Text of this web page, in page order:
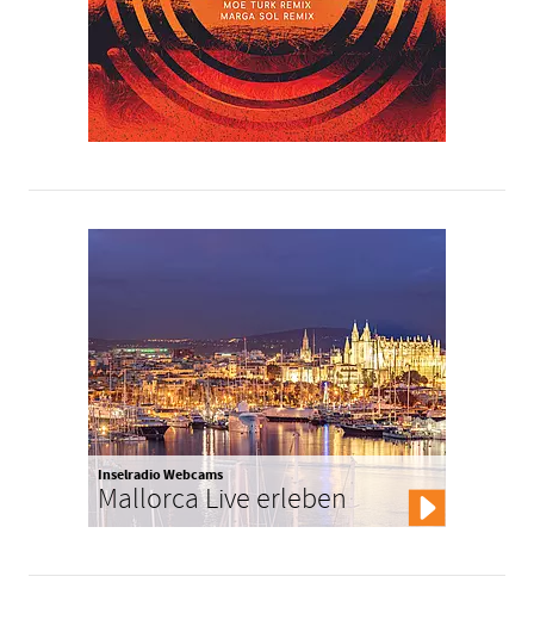
Inselradio Webcams
Mallorca Live erleben